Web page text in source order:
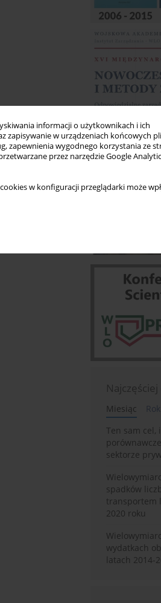
informacji o użytkownikach i ich
zapisywanie w urządzeniach końcowych
zapewnienia wygodnego korzystania ze
przez narzędzie Google
w konfiguracji przeglądarki może
Miesiąc
Rok
Ten sam cel,
sektorze
spadków
transportem
2020 roku
wydatkach
latach 2014-